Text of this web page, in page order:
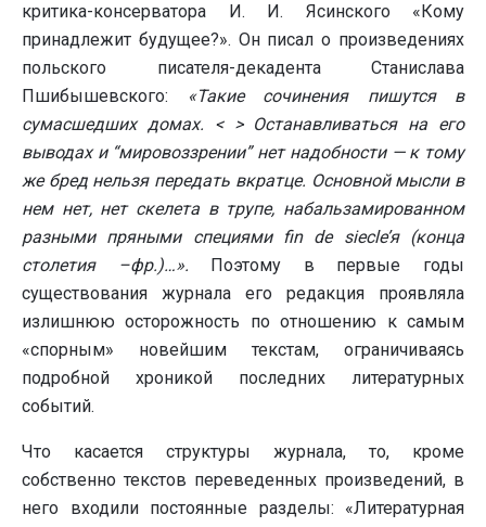
критика-консерватора И. И. Ясинского «Кому
принадлежит будущее?». Он писал о произведениях
польского писателя-декадента Станислава
Пшибышевского:
«Такие сочинения пишутся в
сумасшедших домах. < > Останавливаться на его
выводах и “мировоззрении” нет надобности — к тому
же бред нельзя передать вкратце. Основной мысли в
нем нет, нет скелета в трупе, набальзамированном
разными пряными специями fin de siecle’я (конца
столетия –фр.)…». Поэтому в первые годы
существования журнала его редакция проявляла
излишнюю осторожность по отношению к самым
«спорным» новейшим текстам, ограничиваясь
подробной хроникой последних литературных
событий.
Что касается структуры журнала, то, кроме
собственно текстов переведенных произведений, в
него входили постоянные разделы: «Литературная